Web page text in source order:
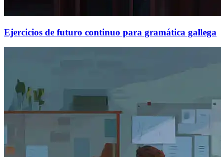
Ejercicios de futuro continuo para gramática gallega